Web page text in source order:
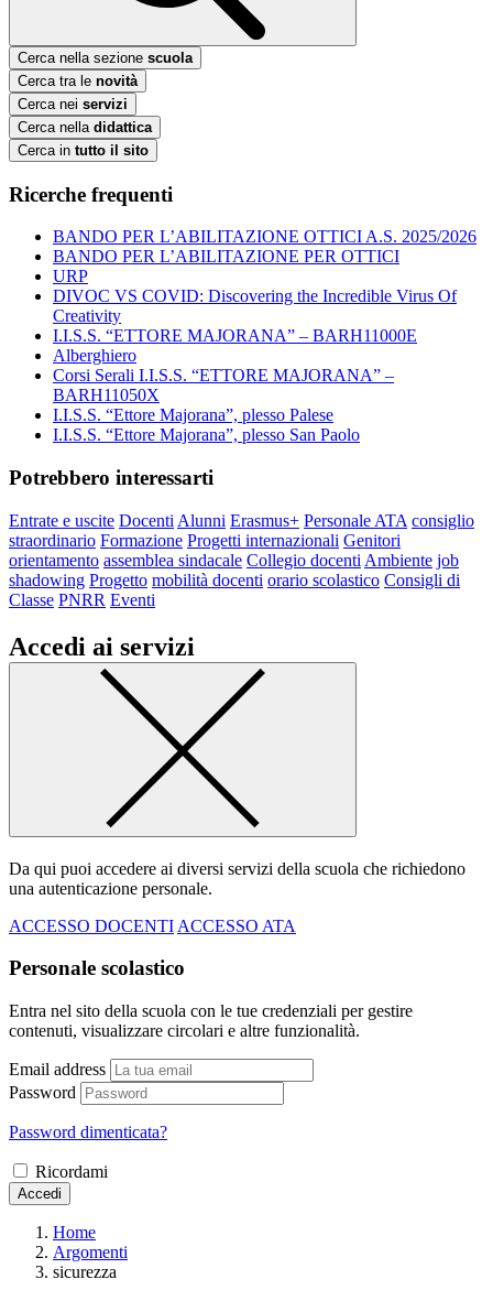
Cerca nella sezione scuola
Cerca tra le novità
Cerca nei servizi
Cerca nella didattica
Cerca in tutto il sito
Ricerche frequenti
BANDO PER L’ABILITAZIONE OTTICI A.S. 2025/2026
BANDO PER L’ABILITAZIONE PER OTTICI
URP
DIVOC VS COVID: Discovering the Incredible Virus Of
Creativity
I.I.S.S. “ETTORE MAJORANA” – BARH11000E
Alberghiero
Corsi Serali I.I.S.S. “ETTORE MAJORANA” –
BARH11050X
I.I.S.S. “Ettore Majorana”, plesso Palese
I.I.S.S. “Ettore Majorana”, plesso San Paolo
Potrebbero interessarti
Entrate e uscite Docenti Alunni Erasmus+ Personale ATA consiglio
straordinario Formazione Progetti internazionali Genitori
orientamento assemblea sindacale Collegio docenti Ambiente job
shadowing Progetto mobilità docenti orario scolastico Consigli di
Classe PNRR Eventi
Accedi ai servizi
Da qui puoi accedere ai diversi servizi della scuola che richiedono
una autenticazione personale.
ACCESSO DOCENTI ACCESSO ATA
Personale scolastico
Entra nel sito della scuola con le tue credenziali per gestire
contenuti, visualizzare circolari e altre funzionalità.
Email address
Password
Password dimenticata?
Ricordami
Accedi
Home
Argomenti
sicurezza